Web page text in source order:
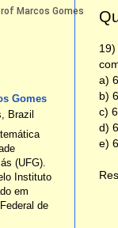
a)
b)
c)
d)
e)
Gomes
Brazil
(UFG).
Instituto
em
de